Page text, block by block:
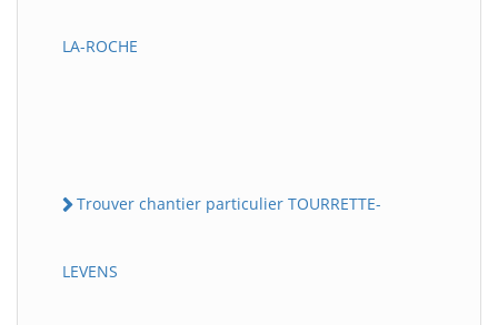
LA-ROCHE
Trouver chantier particulier TOURRETTE-
LEVENS